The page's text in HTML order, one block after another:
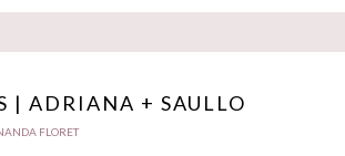
| ADRIANA + SAULLO
FLORET